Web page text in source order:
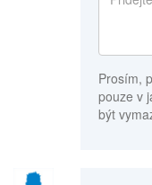
Prosím,
pouze v
být